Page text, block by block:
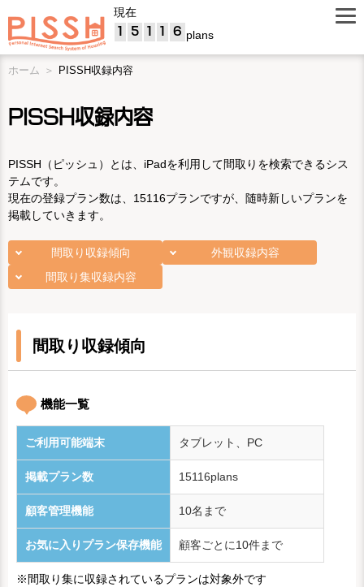
現在
1 5 1 1 6 plans
ホーム PISSH収録内容
PISSH収録内容
PISSH（ピッシュ）とは、iPadを利用して間取りを検索できるシス
テムです。
現在の登録プラン数は、15116プランですが、随時新しいプランを
掲載していきます。
間取り収録傾向
外観収録内容
間取り集収録内容
間取り収録傾向
機能一覧
ご利用可能端末 タブレット、PC
掲載プラン数 15116plans
顧客管理機能 10名まで
お気に入りプラン保存機能 顧客ごとに10件まで
※間取り集に収録されているプランは対象外です